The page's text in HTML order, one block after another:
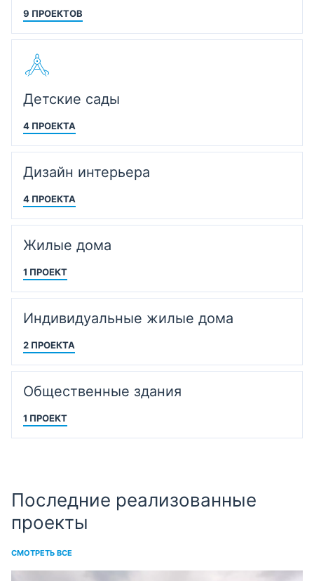
9 ПРОЕКТОВ
Детские сады
4 ПРОЕКТА
Дизайн интерьера
4 ПРОЕКТА
Жилые дома
1 ПРОЕКТ
Индивидуальные жилые дома
2 ПРОЕКТА
Общественные здания
1 ПРОЕКТ
Последние реализованные
проекты
СМОТРЕТЬ ВСЕ